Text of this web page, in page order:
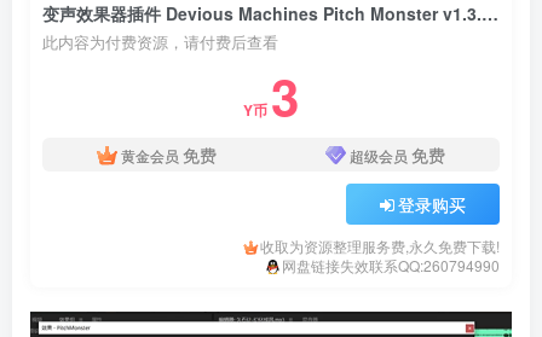
变声效果器插件 Devious Machines Pitch Monster v1.3.6-R2R WiN
此内容为付费资源，请付费后查看
Y币 3
黄金会员 免费 超级会员 免费
登录购买
收取为资源整理服务费,永久免费下载!
网盘链接失效联系QQ:260794990